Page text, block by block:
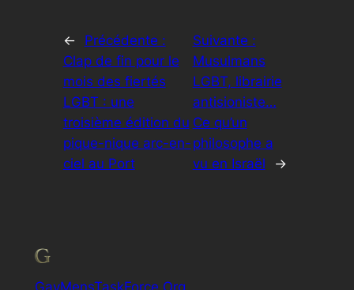
←
Précédente :
Clap de fin pour le
mois des fiertés
LGBT : une
troisième édition du
pique-nique arc-en-
ciel au Port
Suivante :
Musulmans
LGBT, librairie
antisioniste…
Ce qu’un
philosophe a
vu en Israël
→
GayMensTaskForce.Org